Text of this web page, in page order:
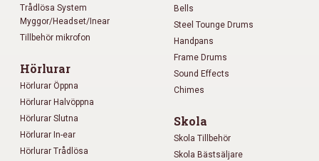
Trådlösa System
Myggor/Headset/Inear
Tillbehör mikrofon
Hörlurar
Hörlurar Öppna
Hörlurar Halvöppna
Hörlurar Slutna
Hörlurar In-ear
Hörlurar Trådlösa
Bells
Steel Tounge Drums
Handpans
Frame Drums
Sound Effects
Chimes
Skola
Skola Tillbehör
Skola Bästsäljare